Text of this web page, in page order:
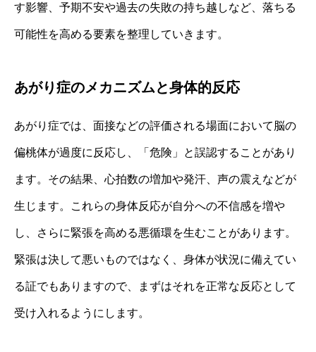
す影響、予期不安や過去の失敗の持ち越しなど、落ちる
可能性を高める要素を整理していきます。
あがり症のメカニズムと身体的反応
あがり症では、面接などの評価される場面において脳の
偏桃体が過度に反応し、「危険」と誤認することがあり
ます。その結果、心拍数の増加や発汗、声の震えなどが
生じます。これらの身体反応が自分への不信感を増や
し、さらに緊張を高める悪循環を生むことがあります。
緊張は決して悪いものではなく、身体が状況に備えてい
る証でもありますので、まずはそれを正常な反応として
受け入れるようにします。